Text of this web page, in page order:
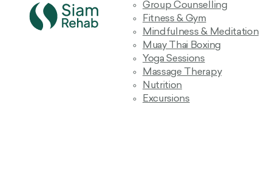
Group Counselling
Fitness & Gym
Mindfulness & Meditation
Muay Thai Boxing
Yoga Sessions
Massage Therapy
Nutrition
Excursions